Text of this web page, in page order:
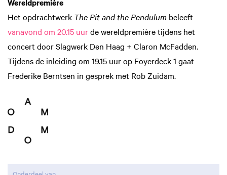
Het opdrachtwerk The Pit and the Pendulum beleeft
vanavond om 20.15 uurde wereldpremière tijdens het
concert door Slagwerk Den Haag + Claron McFadden.
Tijdens de inleiding om 19.15 uur op Foyerdeck 1 gaat
Frederike Berntsen in gesprek met Rob Zuidam.